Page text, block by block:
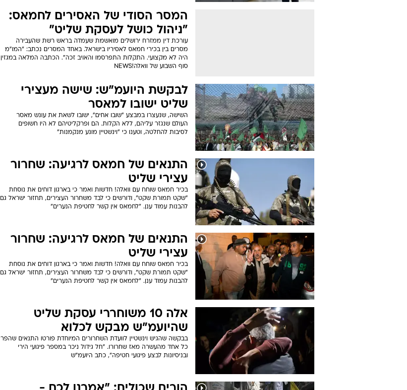
המסר הסודי של האסירים לחמאס:
"ניהול כושל לעסקת שליט"
עורכת דין ממזרח ירושלים מואשמת שעמדה בראש רשת שהעבירה
מסרים בין בכירי חמאס לאסיריו בישראל. באחד המסרים נכתב: "המו"מ
היה לא מקצועי. התקלות התפרסמו והאויב זכה". הכתבה המלאה במגזין
סוף השבוע של וואלה!NEWS
לבקשת היועמ"ש: שישה מעצירי
שליט ישובו למאסר
השישה, שנעצרו במבצע "שובו אחים", ישובו לשאת את עונש מאסר
העולם שנגזר עליהם, ללא הקלות. הם ופרקליטיהם לא היו חשופים
לסיבות להחלטה, וטענו כי "וינשטיין מונע מנקמנות"
התנאים של חמאס לרגיעה: שחרור
עצירי שליט
בכיר חמאס שוחח עם וואלה! חדשות ואמר כי בארגון דוחים את נוסחת
"שקט תמורת שקט", ודורשים כי לבד משחרור העצירים, תחזור ישראל גם
להבנות עמוד ענן. "לחמאס אין קשר לחטיפת הנערים"
התנאים של חמאס לרגיעה: שחרור
עצירי שליט
בכיר חמאס שוחח עם וואלה! חדשות ואמר כי בארגון דוחים את נוסחת
"שקט תמורת שקט", ודורשים כי לבד משחרור העצירים, תחזור ישראל גם
להבנות עמוד ענן. "לחמאס אין קשר לחטיפת הנערים"
אלה 10 משוחררי עסקת שליט
שהיועמ"ש מבקש לכלוא
בבקשה שהגיש וינשטיין לוועדת השחרורים המיוחדת פורטו התנאים שהפר
כל אחד מהעשרה מאז שחרורו. "חל גידול ניכר במספר פיגועי הירי
ובניסיונות לבצע פיגועי חטיפה", כתב היועמ"ש